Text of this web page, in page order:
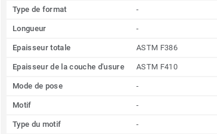
Type de format -
Longueur -
Epaisseur totale ASTM F386
Epaisseur de la couche d'usure ASTM F410
Mode de pose -
Motif -
Type du motif -